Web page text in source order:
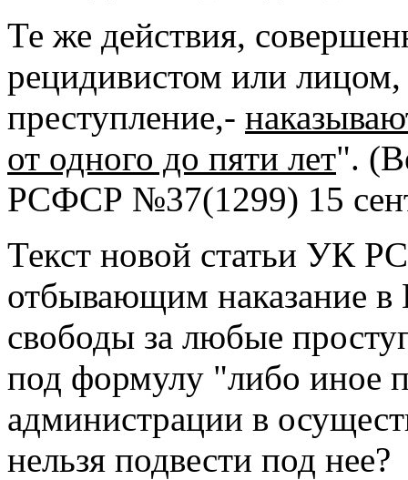
Те же действия,
рецидивистом или
преступление,-
от одного до пяти лет".
РСФСР №37(1299) 15
Текст новой статьи УК
отбывающим наказание
свободы за любые
под формулу "либо иное
администрации в
нельзя подвести под нее?